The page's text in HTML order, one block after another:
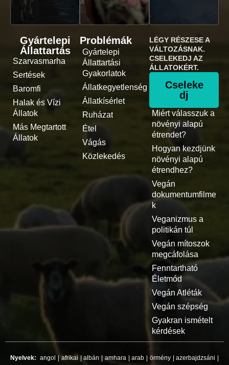
Gyártelepi
Állattartás
Szarvasmarha
Sertések
Baromfi
Halak és Vízi
Állatok
Más Megtartott
Állatok
Problémák
Gyártelepi
Állattartási
Gyakorlatok
Állatkegyetlenség
Állatkísérlet
Ruházat
Étel
Vágás
Közlekedés
LÉGY RÉSZESE A
VÁLTOZÁSNAK.
CSELEKEDJ AZ
ÁLLATOKÉRT.
Cseleke
dj
Miért válasszuk a
növényi alapú
étrendet?
Hogyan kezdjünk
növényi alapú
étrendhez?
Vegán
dokumentumfilme
k
Veganizmus a
politikán túl
Vegán mítoszok
megcáfolása
Fenntartható
Életmód
Vegán Atléták
Vegán szépség
Gyakran ismételt
kérdések
Nyelvek: angol | afrikai |albán |amhara |arab | örmény|azerbajdzsáni |